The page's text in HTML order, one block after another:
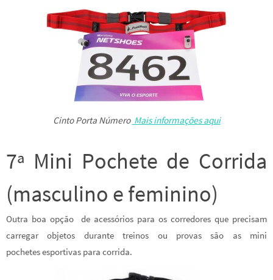
Cinto Porta Número Mais informações aqui
7ª Mini Pochete de Corrida
(masculino e feminino)
Outra boa opção de acessórios para os corredores que precisam
carregar objetos durante treinos ou provas são as mini
pochetes esportivas para corrida.